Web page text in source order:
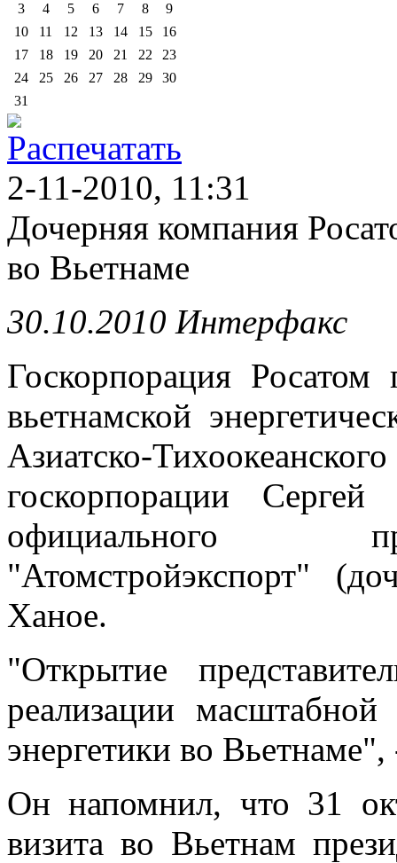
3
4 5 6 7 8
9
10
11 12 13 14 15
16
17
18 19 20 21 22
23
24
25 26 27 28 29
30
31
2-11-2010, 11:31
Дочерняя компания
во Вьетнаме
30.10.2010 Интерфакс
Госкорпорация Росатом
вьетнамской
Азиатско-
госкорпорации
официального
"Атомстройэкспорт"
Ханое.
"Открытие
реализации
энергетики во
Он напомнил, что 31
визита во Вьетнам